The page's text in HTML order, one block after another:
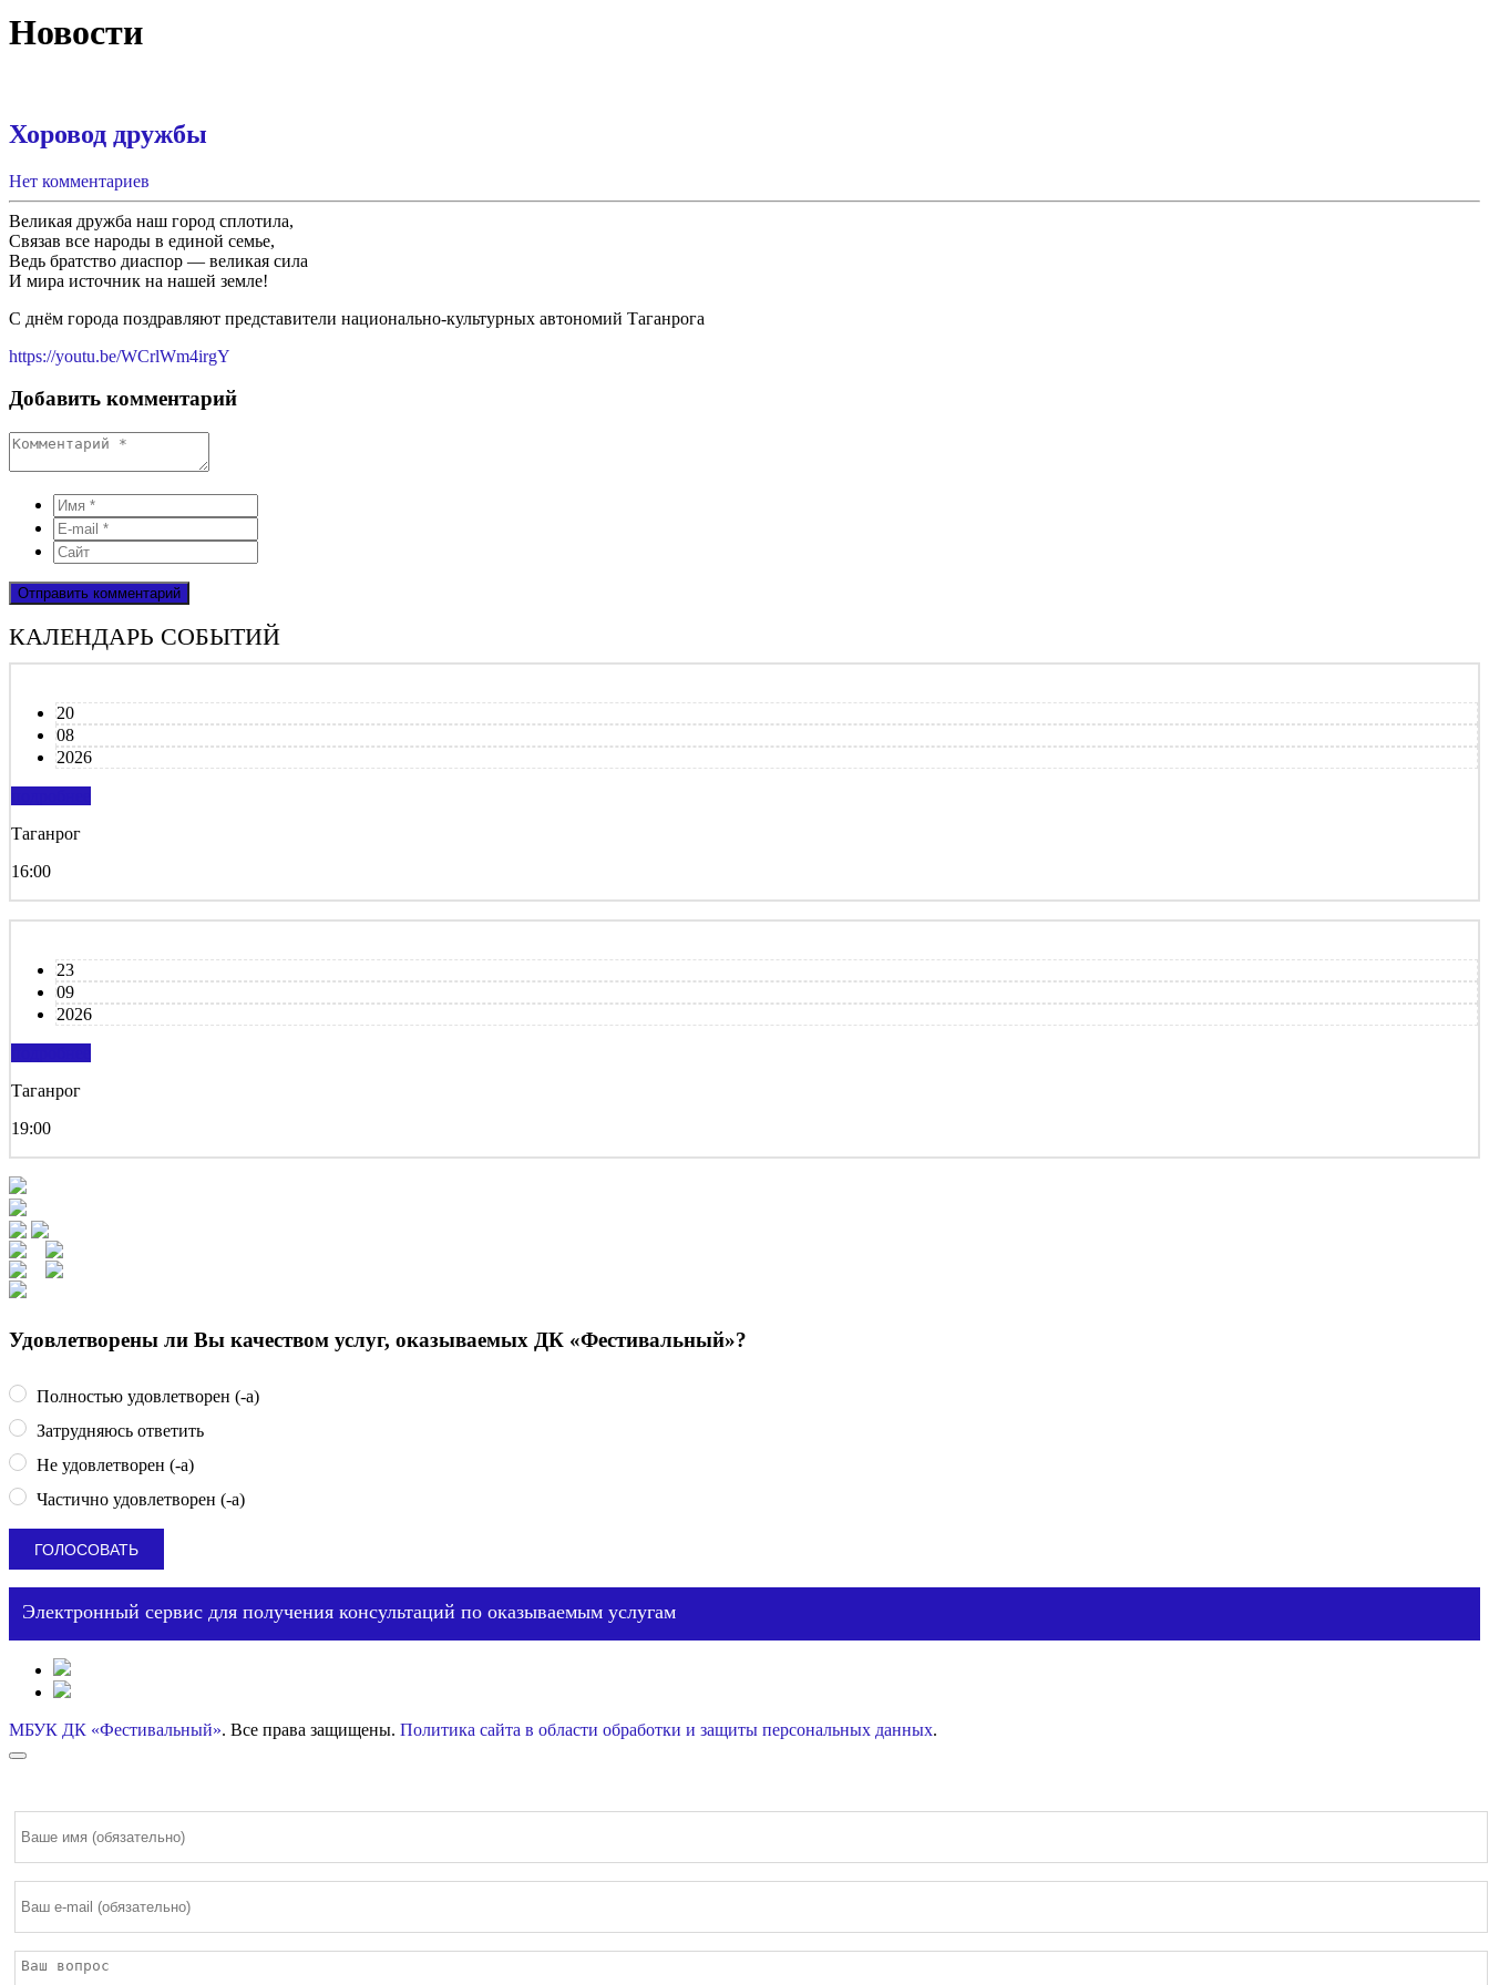
Новости
Хоровод дружбы
Нет комментариев
Великая дружба наш город сплотила,
Связав все народы в единой семье,
Ведь братство диаспор — великая сила
И мира источник на нашей земле!
С днём города поздравляют представители национально-культурных автономий Таганрога
https://youtu.be/WCrlWm4irgY
Добавить комментарий
КАЛЕНДАРЬ СОБЫТИЙ
20
08
2026
Таганрог
16:00
23
09
2026
Таганрог
19:00
Удовлетворены ли Вы качеством услуг, оказываемых ДК «Фестивальный»?
Полностью удовлетворен (-а)
Затрудняюсь ответить
Не удовлетворен (-а)
Частично удовлетворен (-а)
Электронный сервис для получения консультаций по оказываемым услугам
МБУК ДК «Фестивальный». Все права защищены. Политика сайта в области обработки и защиты персональных данных.